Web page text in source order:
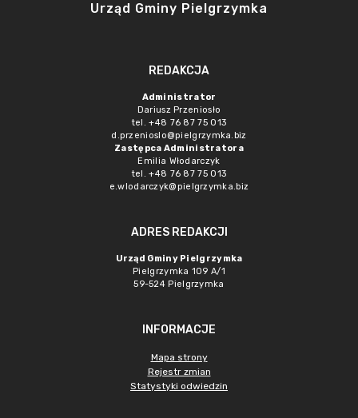
Urząd Gminy Pielgrzymka
REDAKCJA
Administrator
Dariusz Przeniosło
tel. +48 76 87 75 013
d.przenioslo@pielgrzymka.biz
Zastępca Administratora
Emilia Włodarczyk
tel. +48 76 87 75 013
e.wlodarczyk@pielgrzymka.biz
ADRES REDAKCJI
Urząd Gminy Pielgrzymka
Pielgrzymka 109 A/1
59-524 Pielgrzymka
INFORMACJE
Mapa strony
Rejestr zmian
Statystyki odwiedzin